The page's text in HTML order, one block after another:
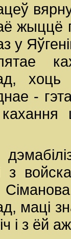
жыццё
у
-
з
маці
і з ёй